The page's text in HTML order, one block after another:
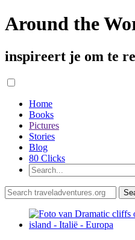
Around the
inspireert je om te
Home
Books
Pictures
Stories
Blog
80 Clicks